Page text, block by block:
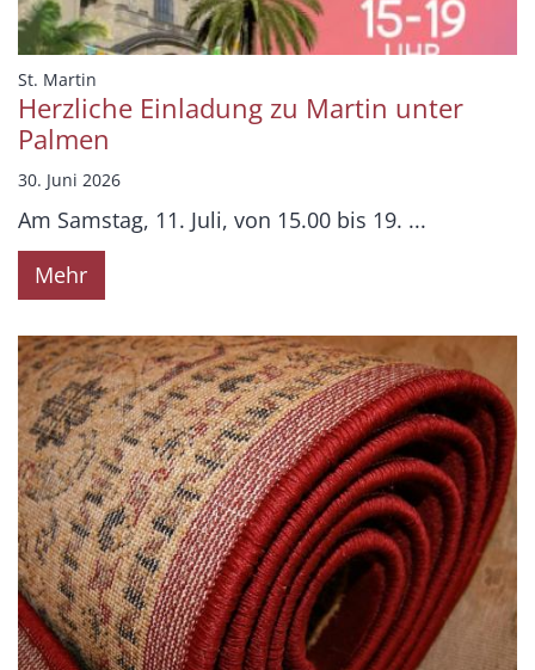
St. Martin
Herzliche Einladung zu Martin unter
Palmen
30. Juni 2026
Am Samstag, 11. Juli, von 15.00 bis 19. ...
Mehr